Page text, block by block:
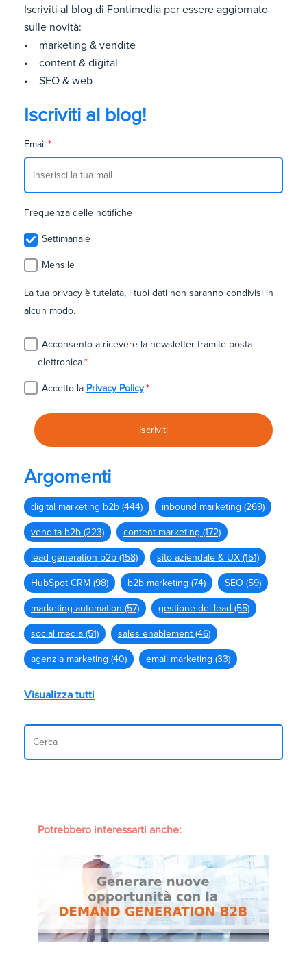
Iscriviti al blog di Fontimedia per essere aggiornato
sulle novità:
• marketing & vendite
• content & digital
• SEO & web
Iscriviti al blog!
Email *
Frequenza delle notifiche
Settimanale
Mensile
La tua privacy è tutelata, i tuoi dati non saranno condivisi in
alcun modo.
Acconsento a ricevere la newsletter tramite posta
elettronica*
Accetto la Privacy Policy *
Argomenti
digital marketing b2b (444) inbound marketing (269)
vendita b2b (223) content marketing (172)
lead generation b2b (158) sito aziendale & UX (151)
HubSpot CRM (98) b2b marketing (74) SEO (59)
marketing automation (57) gestione dei lead (55)
social media (51) sales enablement (46)
agenzia marketing (40) email marketing (33)
Visualizza tutti
Potrebbero interessarti anche: